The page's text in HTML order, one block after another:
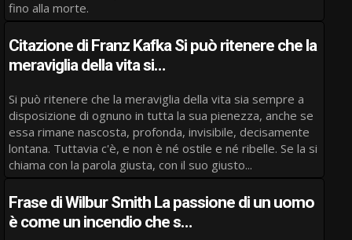
fino alla morte.
Citazione di Franz Kafka Si può ritenere che la
meraviglia della vita si…
Si può ritenere che la meraviglia della vita sia sempre a
disposizione di ognuno in tutta la sua pienezza, anche se
essa rimane nascosta, profonda, invisibile, decisamente
lontana. Tuttavia c'è, e non è né ostile e né ribelle. Se la si
chiama con la parola giusta, con il suo giusto...
Frase di Wilbur Smith La passione di un uomo
è come un incendio che s…